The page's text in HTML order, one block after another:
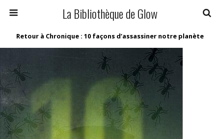
La Bibliothèque de Glow
Retour à Chronique : 10 façons d’assassiner notre planète